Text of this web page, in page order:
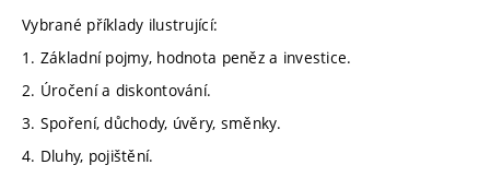
Vybrané příklady ilustrující:
1. Základní pojmy, hodnota peněz a investice.
2. Úročení a diskontování.
3. Spoření, důchody, úvěry, směnky.
4. Dluhy, pojištění.